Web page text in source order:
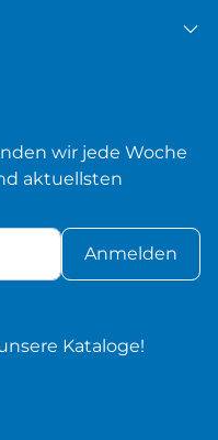
wir jede Woche
aktuellsten
Anmelden
Kataloge!